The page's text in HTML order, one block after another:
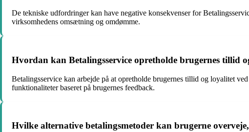
De tekniske udfordringer kan have negative konsekvenser for
virksomhedens omsætning og omdømme.
Hvordan kan Betalingsservice opretholde brugernes tillid
Betalingsservice kan arbejde på at opretholde brugernes tillid og loyalitet
funktionaliteter baseret på brugernes feedback.
Hvilke alternative betalingsmetoder kan brugerne